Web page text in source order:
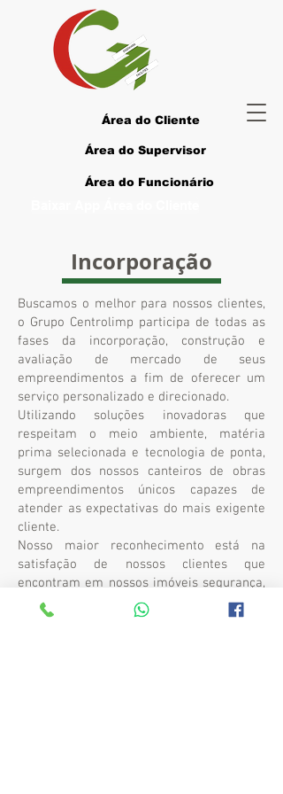
Área do Cliente
Área do Supervisor
Área do Funcionário
Incorporação
Buscamos o melhor para nossos clientes,
o Grupo Centrolimp participa de todas as
fases da incorporação, construção e
avaliação de mercado de seus
empreendimentos a fim de oferecer um
serviço personalizado e direcionado.
Utilizando soluções inovadoras que
respeitam o meio ambiente, matéria
prima selecionada e tecnologia de ponta,
surgem dos nossos canteiros de obras
empreendimentos únicos capazes de
atender as expectativas do mais exigente
cliente.
Nosso maior reconhecimento está na
satisfação de nossos clientes que
encontram em nossos imóveis segurança,
qualidade e conforto, seja na incorporação
para Condomínios Comerciais ou